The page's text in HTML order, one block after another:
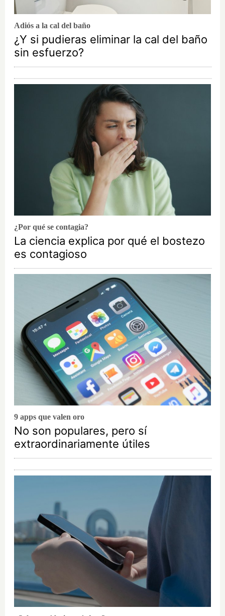
Adiós a la cal del baño
¿Y si pudieras eliminar la cal del baño
sin esfuerzo?
¿Por qué se contagia?
La ciencia explica por qué el bostezo
es contagioso
9 apps que valen oro
No son populares, pero sí
extraordinariamente útiles